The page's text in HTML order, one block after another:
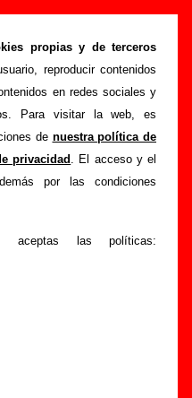
propias y de terceros
reproducir contenidos
en redes sociales y
Para visitar la web, es
de nuestra política de
privacidad . El acceso y el
por las condiciones
las políticas:
de Sr. Chinarro
>Puentes de plata
todo tipo de información
plata" interpretada por
también aparecerá
sobre los discos en
sobre la grabación del
adicional, puedes